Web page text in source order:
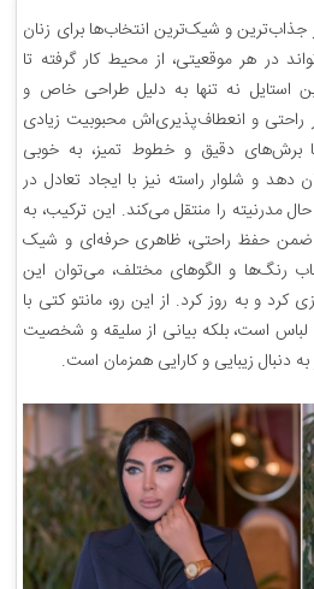
جذاب‌ترین و شیک‌ترین انتخاب‌ها برای زنان
در هر موقعیتی، از محیط کار گرفته تا
استایل نه تنها به دلیل طراحی خاص و
راحتی و انعطاف‌پذیری‌اش محبوبیت زیادی
برش‌های دقیق و خطوط تمیز، به خوبی
دهد و شلوار راسته نیز با ایجاد تعادل در
مدرنیته را منتقل می‌کند. این ترکیب، به
ضمن حفظ راحتی، ظاهری حرفه‌ای و شیک
رنگ‌ها و الگوهای مختلف، می‌توان این
و به روز کرد. از این رو، مانتو کتی با
لباس است، بلکه بیانی از سلیقه و شخصیت
دنبال زیبایی و کارایی همزمان است.